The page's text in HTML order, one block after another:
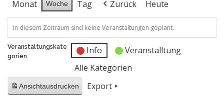
Monat Woche Tag Zurück Heute
In diesem Zeitraum sind keine Veranstaltungen geplant.
Veranstaltungskate
gorien
Info
Veranstalltung
Alle Kategorien
Ansichtausdrucken Export